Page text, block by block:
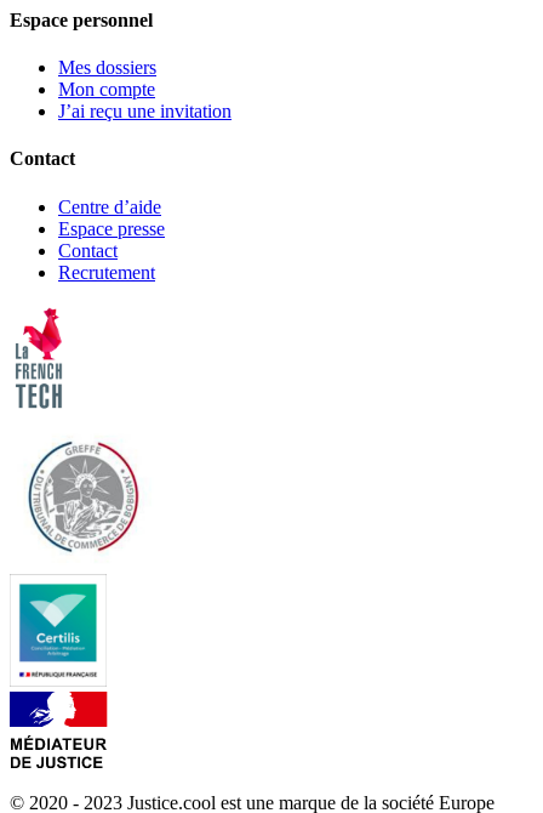
Espace personnel
Mes dossiers
Mon compte
J’ai reçu une invitation
Contact
Centre d’aide
Espace presse
Contact
Recrutement
© 2020 - 2023 Justice.cool est une marque de la société Europe